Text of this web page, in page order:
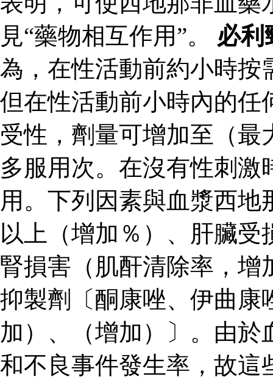
見“藥物相互作用”。 必利
為，在性活動前約小時按
但在性活動前小時內的任
受性，劑量可增加至（
多服用次。在沒有性刺
用。下列因素與血漿西
以上（增加％）、肝臟
腎損害（肌酐清除率，增
抑製劑〔酮康唑、伊曲康
加）、（增加）〕。由
和不良事件發生率，故這